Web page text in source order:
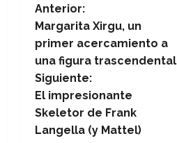
N
a
v
e
g
Anterior:
Margarita Xirgu, un
primer acercamiento a
una figura trascendental
Siguiente:
El impresionante
Skeletor de Frank
Langella (y Mattel)